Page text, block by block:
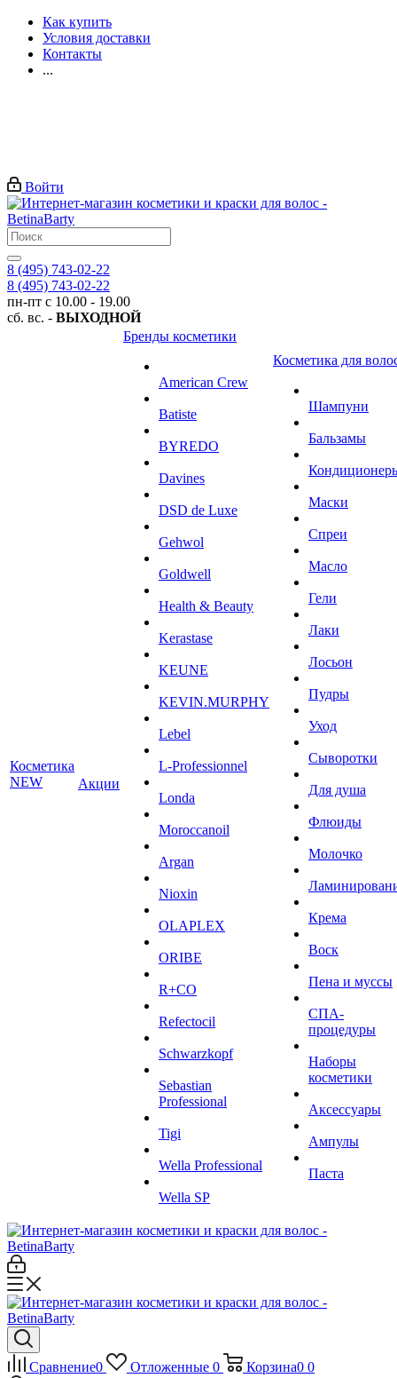
Как купить
Условия доставки
Контакты
...
Войти
8 (495) 743-02-22
8 (495) 743-02-22
пн-пт с 10.00 - 19.00
сб. вс. - ВЫХОДНОЙ
Косметика
NEW
Акции
Бренды косметики
American Crew
Batiste
BYREDO
Davines
DSD de Luxe
Gehwol
Goldwell
Health & Beauty
Kerastase
KEUNE
KEVIN.MURPHY
Lebel
L-Professionnel
Londa
Moroccanoil
Argan
Niохin
OLAPLEX
ORIBE
R+CO
Refectocil
Schwarzkopf
Sebastian
Professional
Tigi
Wella Professional
Wella SP
Косметика для
Шампуни
Бальзамы
Маски
Спреи
Масло
Гели
Лаки
Лосьон
Пудры
Уход
Сыворотки
Для душа
Флюиды
Молочко
Крема
Воск
Пена и муссы
СПА-
процедуры
Наборы
косметики
Аксессуары
Ампулы
Паста
Сравнение0 Отложенные 0 Корзина0 0